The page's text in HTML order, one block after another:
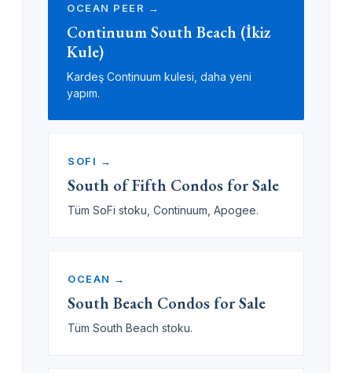
OCEAN PEER →
Continuum South Beach (İkiz
Kule)
Kardeş Continuum kulesi, daha yeni
yapım.
SOFI →
South of Fifth Condos for Sale
Tüm SoFi stoku, Continuum, Apogee.
OCEAN →
South Beach Condos for Sale
Tüm South Beach stoku.